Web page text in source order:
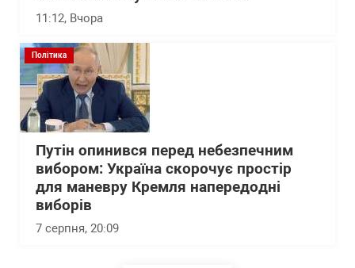
11:12, Вчора
Політика
Путін опинився перед небезпечним
вибором: Україна скорочує простір
для маневру Кремля напередодні
виборів
7 серпня, 20:09